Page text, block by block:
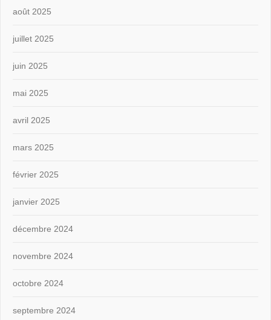
août 2025
juillet 2025
juin 2025
mai 2025
avril 2025
mars 2025
février 2025
janvier 2025
décembre 2024
novembre 2024
octobre 2024
septembre 2024